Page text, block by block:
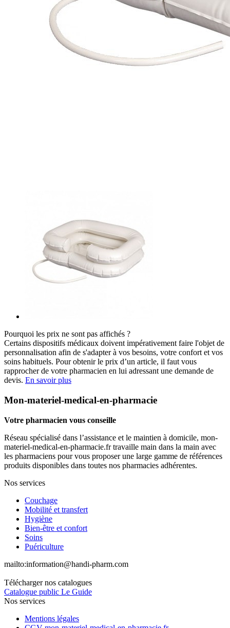
Pourquoi les prix ne sont pas affichés ?
Certains dispositifs médicaux doivent impérativement faire l'objet de
personnalisation afin de s'adapter à vos besoins, votre confort et vos
soins habituels. Pour obtenir le prix d’un article, il faut vous
rapprocher de votre pharmacien en lui adressant une demande de
devis. En savoir plus
Mon-materiel-medical-en-pharmacie
Votre pharmacien vous conseille
Réseau spécialisé dans l’assistance et le maintien à domicile, mon-
materiel-medical-en-pharmacie.fr travaille main dans la main avec
les pharmaciens pour vous proposer une large gamme de références
produits disponibles dans toutes nos pharmacies adhérentes.
Nos services
Couchage
Mobilité et transfert
Hygiène
Bien-être et confort
Soins
Puériculture
mailto:information@handi-pharm.com
Télécharger nos catalogues
Catalogue public Le Guide
Nos services
Mentions légales